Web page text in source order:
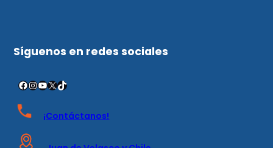
Síguenos en redes sociales
¡Contáctanos!